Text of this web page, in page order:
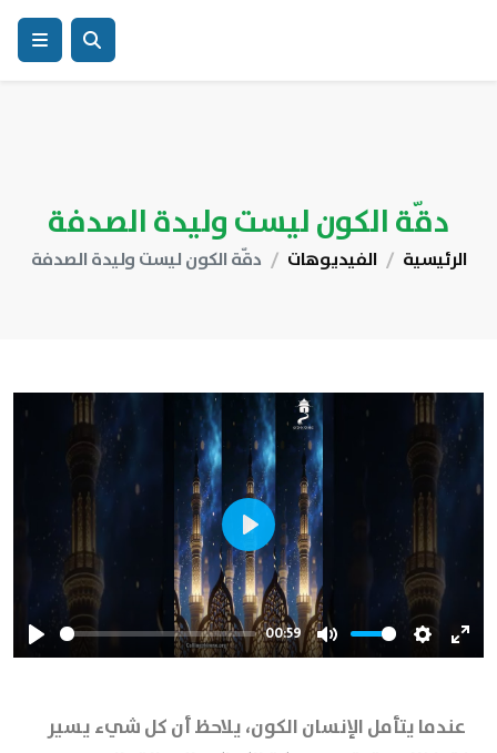
دقّة الكون ليست وليدة الصدفة
الرئيسية الفيديوهات دقّة الكون ليست وليدة الصدفة
Play
00:59
Mute Settings
Play
عندما يتأمل الإنسان الكون، يلاحظ أن كل شيء يسير